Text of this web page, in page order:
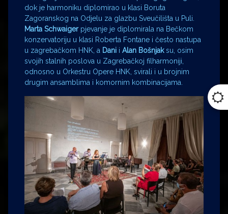
dok je harmoniku diplomirao u klasi Boruta
Zagoranskog na Odjelu za glazbu Sveučilišta u Puli.
Marta Schwaigerpjevanje je diplomirala na Bečkom
konzervatoriju u klasi Roberta Fontane i često nastupa
u zagrebačkom HNK, a Dani i Alan Bošnjaksu, osim
svojih stalnih poslova u Zagrebačkoj filharmoniji,
odnosno u Orkestru Opere HNK, svirali i u brojnim
drugim ansamblima i komornim kombinacijama.